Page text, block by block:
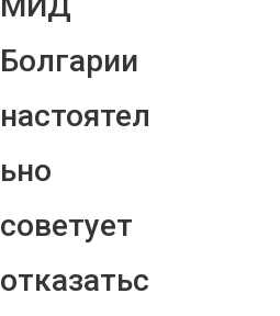
Болгарии
настоятел
ьно
советует
отказатьс